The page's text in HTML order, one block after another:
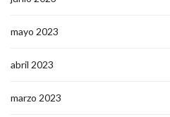
mayo 2023
abril 2023
marzo 2023